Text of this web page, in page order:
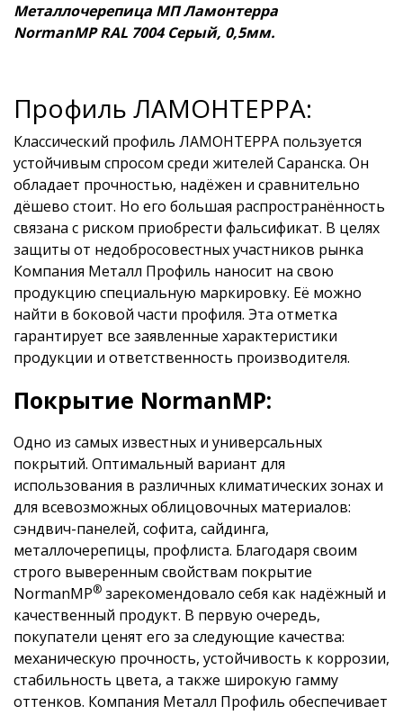
Металлочерепица МП Ламонтерра
NormanMP RAL 7004 Серый, 0,5мм.
Профиль ЛАМОНТЕРРА:
Классический профиль ЛАМОНТЕРРА пользуется
устойчивым спросом среди жителей Саранска. Он
обладает прочностью, надёжен и сравнительно
дёшево стоит. Но его большая распространённость
связана с риском приобрести фальсификат. В целях
защиты от недобросовестных участников рынка
Компания Металл Профиль наносит на свою
продукцию специальную маркировку. Её можно
найти в боковой части профиля. Эта отметка
гарантирует все заявленные характеристики
продукции и ответственность производителя.
Покрытие NormanMP:
Одно из самых известных и универсальных
покрытий. Оптимальный вариант для
использования в различных климатических зонах и
для всевозможных облицовочных материалов:
сэндвич-панелей, софита, сайдинга,
металлочерепицы, профлиста. Благодаря своим
строго выверенным свойствам покрытие
NormanMP® зарекомендовало себя как надёжный и
качественный продукт. В первую очередь,
покупатели ценят его за следующие качества:
механическую прочность, устойчивость к коррозии,
стабильность цвета, а также широкую гамму
оттенков. Компания Металл Профиль обеспечивает